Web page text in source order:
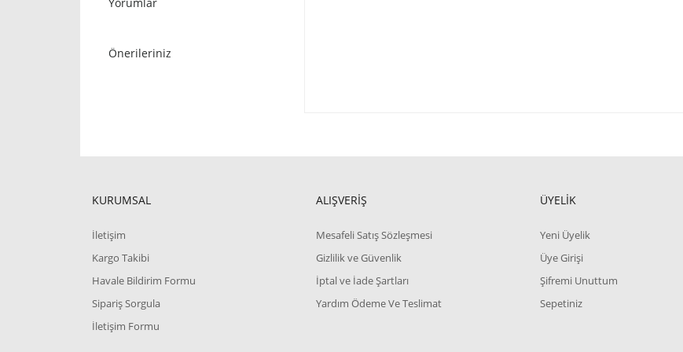
Önerileriniz
KURUMSAL
İletişim
Kargo Takibi
Havale Bildirim Formu
Sipariş Sorgula
İletişim Formu
ALIŞVERİŞ
Mesafeli Satış Sözleşmesi
Gizlilik ve Güvenlik
İptal ve İade Şartları
Yardım Ödeme Ve Teslimat
ÜYELİK
Yeni Üyelik
Üye Girişi
Şifremi Unuttum
Sepetiniz